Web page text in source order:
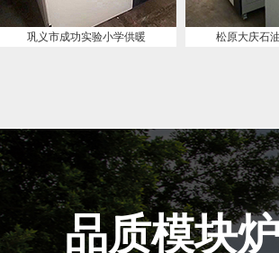
松原大庆石油松原分公司
品质模块